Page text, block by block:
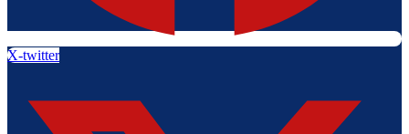
X-twitter